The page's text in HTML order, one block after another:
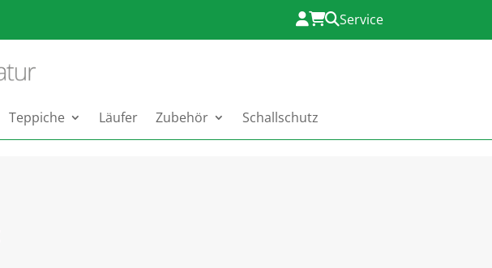
Service
Teppiche Läufer Zubehör Schallschutz